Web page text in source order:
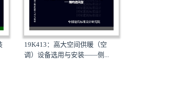
19K413：高大空间供暖（空
调）设备选用与安装——侧...